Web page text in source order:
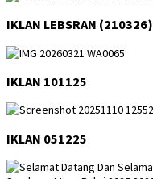
IKLAN LEBSRAN (210326)
IKLAN 101125
IKLAN 051225